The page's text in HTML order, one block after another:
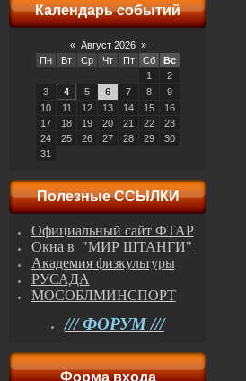
Календарь событий
« Август 2026 »
Пн
Вт Ср Чт Пт Сб
Вс
1
2
3
4 5 6 7 8
9
10
11 12 13 14 15
16
17
18 19 20 21 22
23
24
25 26 27 28 29
30
31
Полезные ССЫЛКИ
Официальный сайт ФТАР
Окна в "МИР ШТАНГИ"
Академия физкультуры
РУСАДА
МОСОБЛМИНСПОРТ
/// ФОРУМ ///
Форма входа